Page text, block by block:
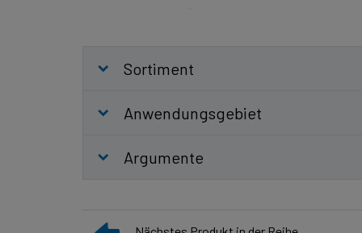
Sortiment
Anwendungsgebiet
Argumente